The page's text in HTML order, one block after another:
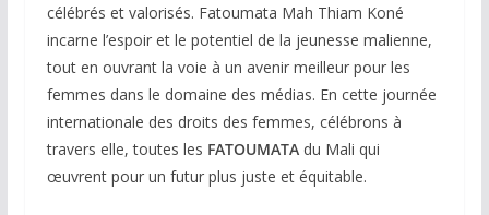
célébrés et valorisés. Fatoumata Mah Thiam Koné
incarne l’espoir et le potentiel de la jeunesse malienne,
tout en ouvrant la voie à un avenir meilleur pour les
femmes dans le domaine des médias. En cette journée
internationale des droits des femmes, célébrons à
travers elle, toutes les FATOUMATAdu Mali qui
œuvrent pour un futur plus juste et équitable.